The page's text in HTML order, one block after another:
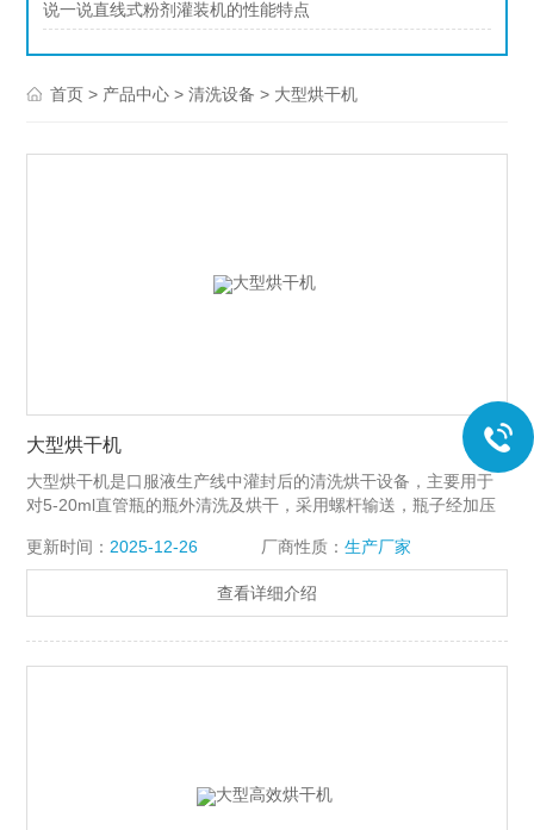
说一说直线式粉剂灌装机的性能特点
首页 > 产品中心 >清洗设备 > 大型烘干机
大型烘干机
大型烘干机是口服液生产线中灌封后的清洗烘干设备，主要用于
对5-20ml直管瓶的瓶外清洗及烘干，采用螺杆输送，瓶子经加压
温烘干。
更新时间： 2025-12-26 厂商性质： 生产厂家
查看详细介绍